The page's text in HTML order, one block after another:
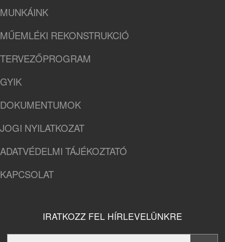
MUNKÁINK
MŰEMLÉKI REKONSTRUKCIÓ
TERVEZŐPROGRAM
GYIK
DOKUMENTUMOK
JOGI NYILATKOZAT
ADATVÉDELMI TÁJÉKOZTATÓ
KAPCSOLAT
IRATKOZZ FEL HÍRLEVELÜNKRE